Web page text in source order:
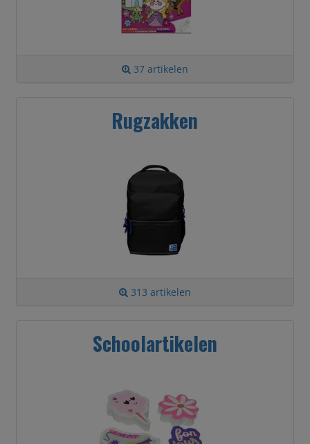
37 artikelen
Rugzakken
313 artikelen
Schoolartikelen